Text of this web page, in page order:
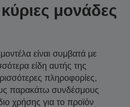
μονάδες
είναι συμβατά με
είδη αυτής της
πληροφορίες,
παρακάτω συνδέσμους
χρήσης για το προϊόν